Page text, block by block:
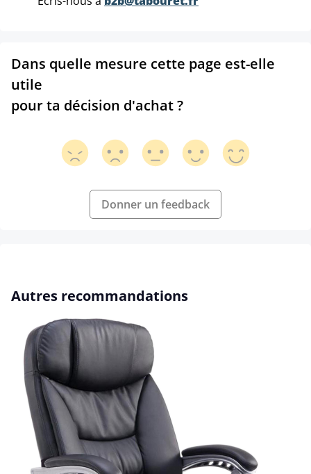
Dans quelle mesure cette page est-elle
utile
pour ta décision d'achat ?
Donner un feedback
Ignorer la galerie de produits
Autres recommandations